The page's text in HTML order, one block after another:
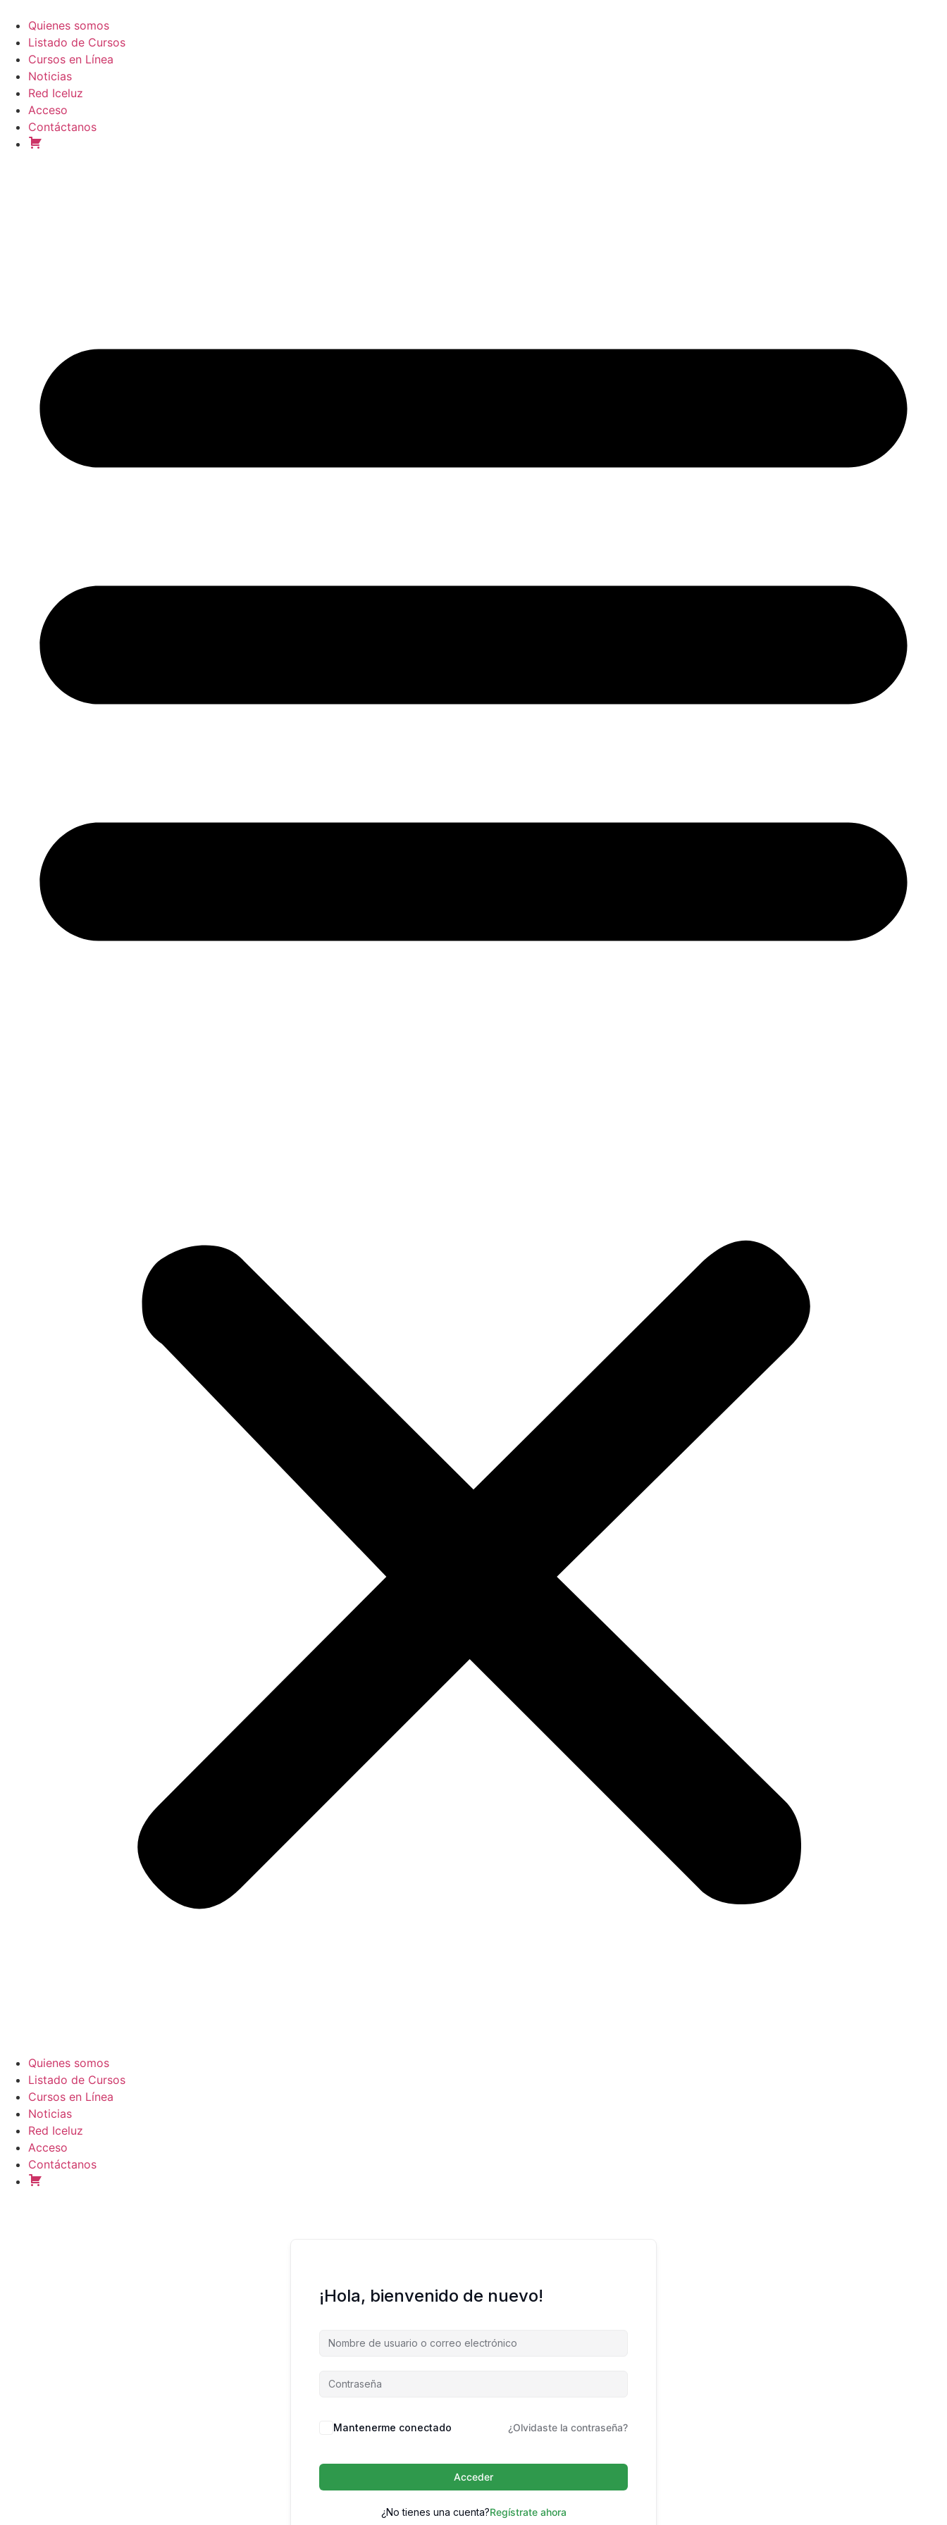
contenido
Quienes somos
Listado de Cursos
Cursos en Línea
Noticias
Red Iceluz
Acceso
Contáctanos
Quienes somos
Listado de Cursos
Cursos en Línea
Noticias
Red Iceluz
Acceso
Contáctanos
¡Hola, bienvenido de nuevo!
Mantenerme conectado ¿Olvidaste la contraseña?
Acceder
¿No tienes una cuenta?Regístrate ahora